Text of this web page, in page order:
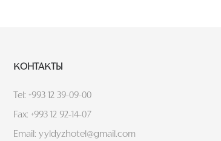
КОНТАКТЫ
Tel: +993 12 39-09-00
Fax: +993 12 92-14-07
Email: yyldyzhotel@gmail.com